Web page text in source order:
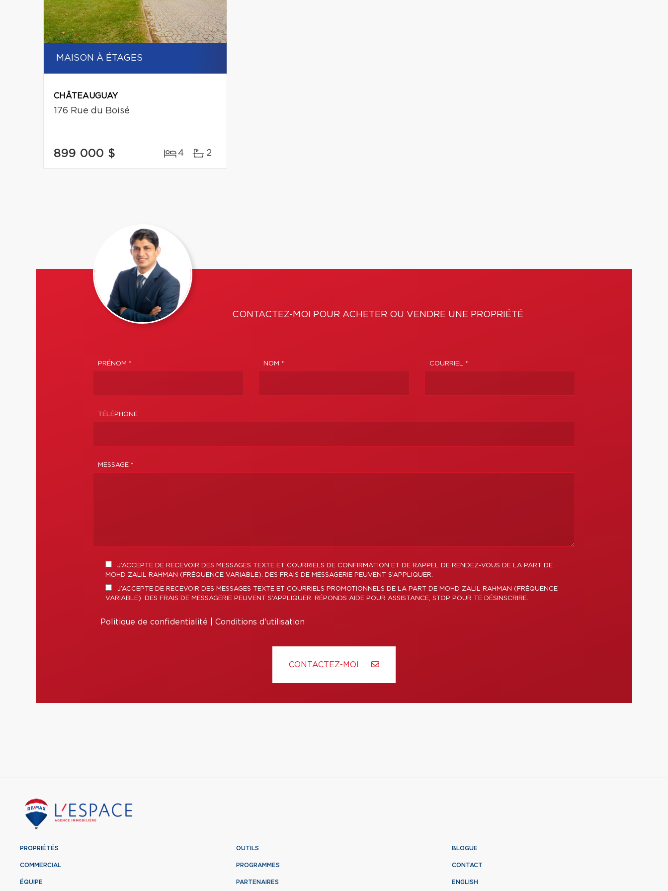
MAISON À ÉTAGES
CHÂTEAUGUAY
176 Rue du Boisé
899 000 $ 4 2
CONTACTEZ-MOI POUR ACHETER OU VENDRE UNE PROPRIÉTÉ
PRÉNOM * NOM * COURRIEL *
TÉLÉPHONE
MESSAGE *
J’ACCEPTE DE RECEVOIR DES MESSAGES TEXTE ET COURRIELS DE CONFIRMATION ET DE RAPPEL DE RENDEZ-VOUS DE LA PART DE
MOHD ZALIL RAHMAN (FRÉQUENCE VARIABLE). DES FRAIS DE MESSAGERIE PEUVENT S’APPLIQUER.
J’ACCEPTE DE RECEVOIR DES MESSAGES TEXTE ET COURRIELS PROMOTIONNELS DE LA PART DE MOHD ZALIL RAHMAN (FRÉQUENCE
VARIABLE). DES FRAIS DE MESSAGERIE PEUVENT S’APPLIQUER. RÉPONDS AIDE POUR ASSISTANCE, STOP POUR TE DÉSINSCRIRE.
Politique de confidentialité Conditions d'utilisation
CONTACTEZ-MOI
PROPRIÉTÉS
COMMERCIAL
ÉQUIPE
OUTILS
PROGRAMMES
PARTENAIRES
BLOGUE
CONTACT
ENGLISH